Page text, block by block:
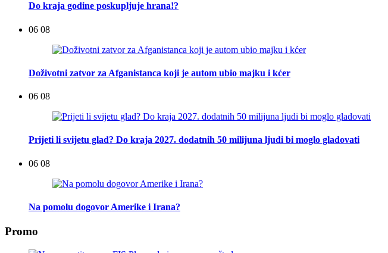
Do kraja godine poskupljuje hrana!?
06 08
Doživotni zatvor za Afganistanca koji je autom ubio majku i kćer
06 08
Prijeti li svijetu glad? Do kraja 2027. dodatnih 50 milijuna ljudi bi moglo gladovati
06 08
Na pomolu dogovor Amerike i Irana?
Promo